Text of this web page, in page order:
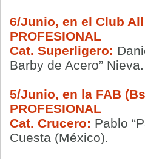
6/Junio, en el Club
PROFESIONAL
Cat. Superligero:
Barby de Acero” Nieva.
5/Junio, en la FAB
PROFESIONAL
Cat. Crucero: Pablo
Cuesta (México).